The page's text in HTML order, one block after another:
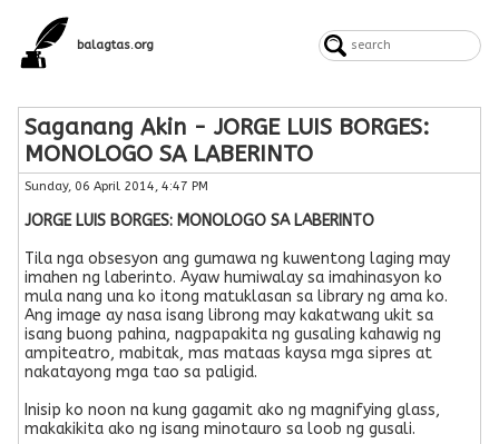
balagtas.org
Saganang Akin - JORGE LUIS BORGES:
MONOLOGO SA LABERINTO
Sunday, 06 April 2014, 4:47 PM
JORGE LUIS BORGES: MONOLOGO SA LABERINTO
Tila nga obsesyon ang gumawa ng kuwentong laging may
imahen ng laberinto. Ayaw humiwalay sa imahinasyon ko
mula nang una ko itong matuklasan sa library ng ama ko.
Ang image ay nasa isang librong may kakatwang ukit sa
isang buong pahina, nagpapakita ng gusaling kahawig ng
ampiteatro, mabitak, mas mataas kaysa mga sipres at
nakatayong mga tao sa paligid.
Inisip ko noon na kung gagamit ako ng magnifying glass,
makakikita ako ng isang minotauro sa loob ng gusali.